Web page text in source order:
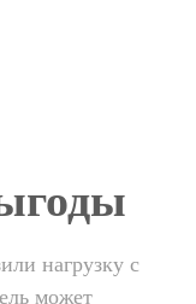
нагрузку с
может